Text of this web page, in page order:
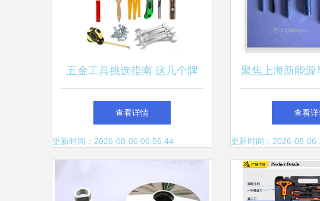
五金工具挑选指南 这几个牌
子值得信赖
查看详情
更新时间：2026-08-06 06:56:44
聚焦上海新能源
业的紧固件配套
品选择
查看
更新时间：2026-08-06